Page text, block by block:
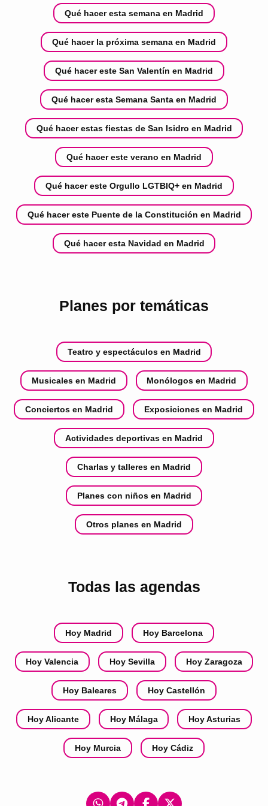
Qué hacer esta semana en Madrid
Qué hacer la próxima semana en Madrid
Qué hacer este San Valentín en Madrid
Qué hacer esta Semana Santa en Madrid
Qué hacer estas fiestas de San Isidro en Madrid
Qué hacer este verano en Madrid
Qué hacer este Orgullo LGTBIQ+ en Madrid
Qué hacer este Puente de la Constitución en Madrid
Qué hacer esta Navidad en Madrid
Planes por temáticas
Teatro y espectáculos en Madrid
Musicales en Madrid Monólogos en Madrid
Conciertos en Madrid Exposiciones en Madrid
Actividades deportivas en Madrid
Charlas y talleres en Madrid
Planes con niños en Madrid
Otros planes en Madrid
Todas las agendas
Hoy Madrid Hoy Barcelona
Hoy Valencia Hoy Sevilla Hoy Zaragoza
Hoy Baleares Hoy Castellón
Hoy Alicante Hoy Málaga Hoy Asturias
Hoy Murcia Hoy Cádiz